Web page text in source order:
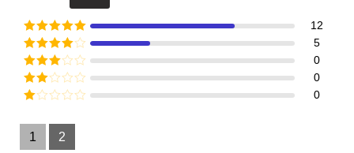
Avaliação5
de 5
12
Avaliação
de 5
5
Avaliação
3
de 5
0
Avaliação
0
1
de
5
0
1 2